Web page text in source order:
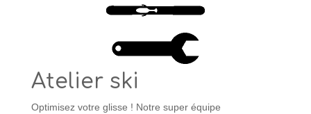
Atelier ski
Optimisez votre glisse ! Notre super équipe